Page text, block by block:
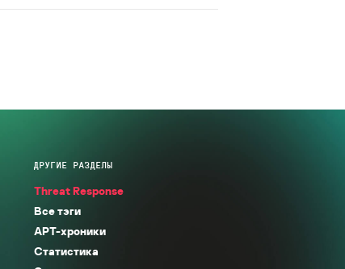
ДРУГИЕ РАЗДЕЛЫ
Threat Response
Все тэги
APT-хроники
Статистика